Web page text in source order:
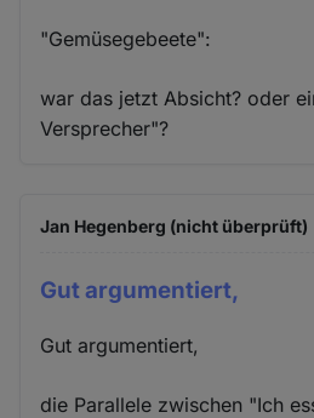
"Gemüsegebeete":
war das jetzt Absicht? oder
Versprecher"?
Jan Hegenberg (nicht überprüft)
Gut argumentiert,
Gut argumentiert,
die Parallele zwischen "Ich